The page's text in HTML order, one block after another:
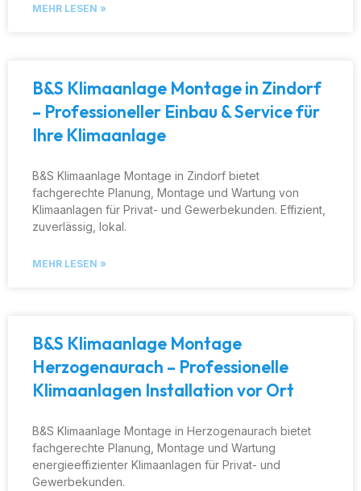
MEHR LESEN »
B&S Klimaanlage Montage in Zindorf
– Professioneller Einbau & Service für
Ihre Klimaanlage
B&S Klimaanlage Montage in Zindorf bietet
fachgerechte Planung, Montage und Wartung von
Klimaanlagen für Privat- und Gewerbekunden. Effizient,
zuverlässig, lokal.
MEHR LESEN »
B&S Klimaanlage Montage
Herzogenaurach – Professionelle
Klimaanlagen Installation vor Ort
B&S Klimaanlage Montage in Herzogenaurach bietet
fachgerechte Planung, Montage und Wartung
energieeffizienter Klimaanlagen für Privat- und
Gewerbekunden.